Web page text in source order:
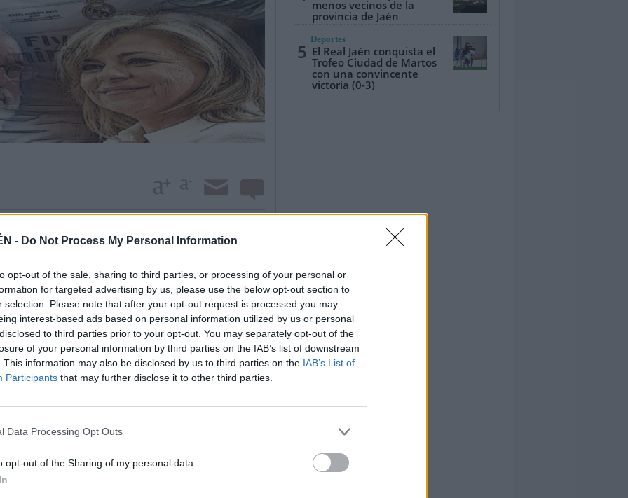
- Do Not Process My Personal Information
opt-out of the sale, sharing to third parties, or processing of your personal or
for targeted advertising by us, please use the below opt-out section to
selection. Please note that after your opt-out request is processed you may
interest-based ads based on personal information utilized by us or personal
to third parties prior to your opt-out. You may separately opt-out of the
of your personal information by third parties on the IAB’s list of downstream
This information may also be disclosed by us to third parties on the IAB’s List of
Participants that may further disclose it to other third parties.
Data Processing Opt Outs
opt-out of the Sharing of my personal data.
y su discurso es tan creíble que todos
era... la de la Champions. Incluso Eurovisión
elecciones. La barba de Conchita Wurst, ganadora
era un buen augurio. La señal. La barba está de
o no. ¿Pero qué tipo de hombre? El gesto amable
en las declaraciones. La imagen azulona y
Chanquete con estudios, pero en la conversación
grave error, que hizo girar la cabeza a la opinión
Duró un minuto y luego esta volvió a sus
mostrar las virtudes del candidato sobre su terreno
ante un micrófono en un exceso de confianza o
agradeció el presente porque su campaña
era insulsa como ensalada sin sal. El volunto de
dio minutaje para El Chiringuito político. Si
presenta a Cañete un cuarto de hora antes de
“La chica de ayer”, le faltó llevar la iniciativa
menos vecinos de la
provincia de Jaén
5
Deportes
El Real Jaén conquista el
Trofeo Ciudad de Martos
con una convincente
victoria (0-3)